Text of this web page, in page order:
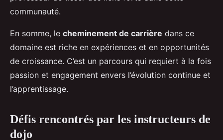
communauté.
En somme, le cheminement de carrière dans ce
domaine est riche en expériences et en opportunités
de croissance. C’est un parcours qui requiert à la fois
passion et engagement envers l’évolution continue et
l’apprentissage.
Défis rencontrés par les instructeurs de
dojo